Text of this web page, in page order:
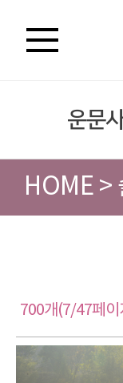
운문
HOME >
700개(7/47페이